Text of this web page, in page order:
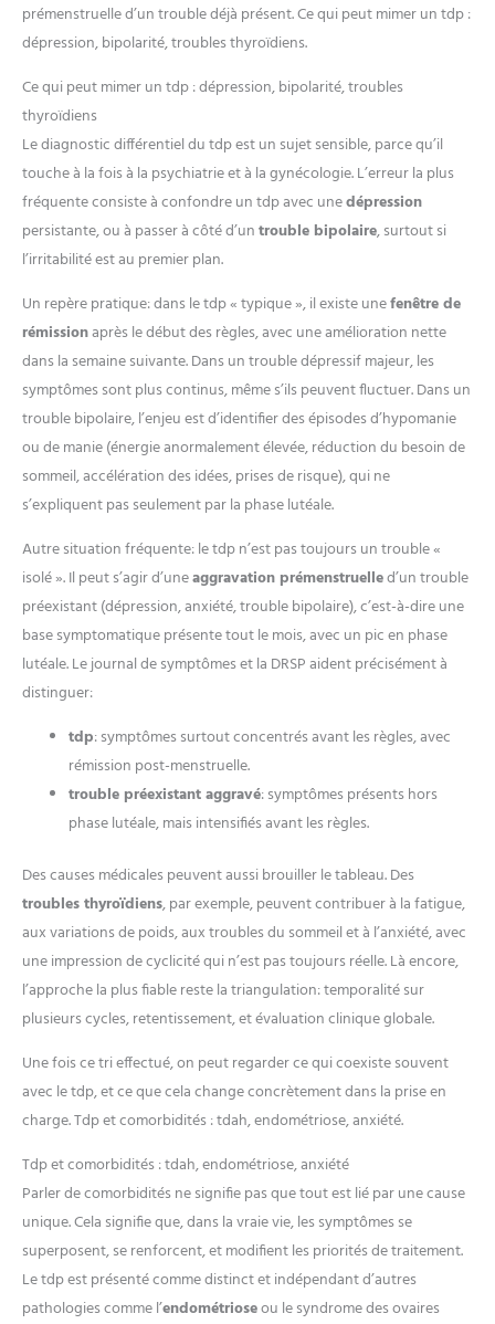
prémenstruelle d’un trouble déjà présent. Ce qui peut mimer un tdp :
dépression, bipolarité, troubles thyroïdiens.
Ce qui peut mimer un tdp : dépression, bipolarité, troubles
thyroïdiens
Le diagnostic différentiel du tdp est un sujet sensible, parce qu’il
touche à la fois à la psychiatrie et à la gynécologie. L’erreur la plus
fréquente consiste à confondre un tdp avec unedépression
persistante, ou à passer à côté d’untrouble bipolaire, surtout si
l’irritabilité est au premier plan.
Un repère pratique: dans le tdp « typique », il existe unefenêtre de
rémissionaprès le début des règles, avec une amélioration nette
dans la semaine suivante. Dans un trouble dépressif majeur, les
symptômes sont plus continus, même s’ils peuvent fluctuer. Dans un
trouble bipolaire, l’enjeu est d’identifier des épisodes d’hypomanie
ou de manie (énergie anormalement élevée, réduction du besoin de
sommeil, accélération des idées, prises de risque), qui ne
s’expliquent pas seulement par la phase lutéale.
Autre situation fréquente: le tdp n’est pas toujours un trouble «
isolé ». Il peut s’agir d’uneaggravation prémenstruelled’un trouble
préexistant (dépression, anxiété, trouble bipolaire), c’est-à-dire une
base symptomatique présente tout le mois, avec un pic en phase
lutéale. Le journal de symptômes et la DRSP aident précisément à
distinguer:
tdp: symptômes surtout concentrés avant les règles, avec
rémission post-menstruelle.
trouble préexistant aggravé: symptômes présents hors
phase lutéale, mais intensifiés avant les règles.
Des causes médicales peuvent aussi brouiller le tableau. Des
troubles thyroïdiens, par exemple, peuvent contribuer à la fatigue,
aux variations de poids, aux troubles du sommeil et à l’anxiété, avec
une impression de cyclicité qui n’est pas toujours réelle. Là encore,
l’approche la plus fiable reste la triangulation: temporalité sur
plusieurs cycles, retentissement, et évaluation clinique globale.
Une fois ce tri effectué, on peut regarder ce qui coexiste souvent
avec le tdp, et ce que cela change concrètement dans la prise en
charge. Tdp et comorbidités : tdah, endométriose, anxiété.
Tdp et comorbidités : tdah, endométriose, anxiété
Parler de comorbidités ne signifie pas que tout est lié par une cause
unique. Cela signifie que, dans la vraie vie, les symptômes se
superposent, se renforcent, et modifient les priorités de traitement.
Le tdp est présenté comme distinct et indépendant d’autres
pathologies comme l’endométrioseou le syndrome des ovaires